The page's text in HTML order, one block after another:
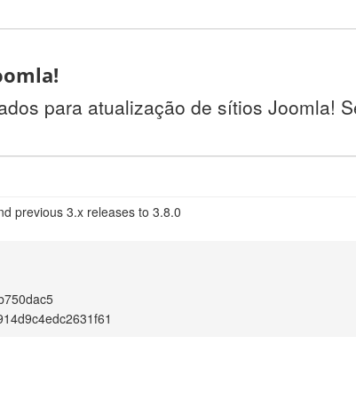
para atualização de sítios Joomla!
previous 3.x releases to 3.8.0